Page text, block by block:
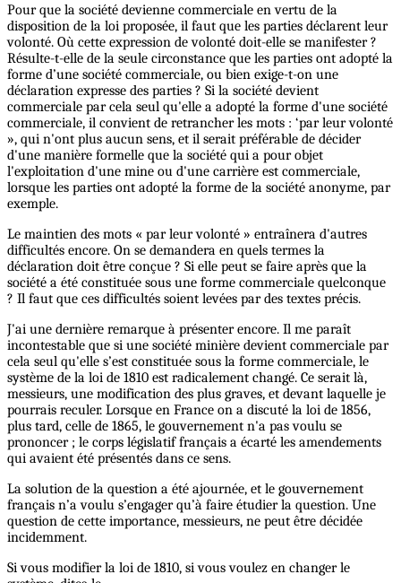
Pour que la société devienne commerciale en vertu de la
disposition de la loi proposée, il faut que les parties déclarent leur
volonté. Où cette expression de volonté doit-elle se manifester ?
Résulte-t-elle de la seule circonstance que les parties ont adopté la
forme d’une société commerciale, ou bien exige-t-on une
déclaration expresse des parties ? Si la société devient
commerciale par cela seul qu'elle a adopté la forme d'une société
commerciale, il convient de retrancher les mots : ‘par leur volonté
», qui n'ont plus aucun sens, et il serait préférable de décider
d'une manière formelle que la société qui a pour objet
l'exploitation d'une mine ou d'une carrière est commerciale,
lorsque les parties ont adopté la forme de la société anonyme, par
exemple.
Le maintien des mots « par leur volonté » entraînera d'autres
difficultés encore. On se demandera en quels termes la
déclaration doit être conçue ? Si elle peut se faire après que la
société a été constituée sous une forme commerciale quelconque
? Il faut que ces difficultés soient levées par des textes précis.
J'ai une dernière remarque à présenter encore. Il me paraît
incontestable que si une société minière devient commerciale par
cela seul qu'elle s’est constituée sous la forme commerciale, le
système de la loi de 1810 est radicalement changé. Ce serait là,
messieurs, une modification des plus graves, et devant laquelle je
pourrais reculer. Lorsque en France on a discuté la loi de 1856,
plus tard, celle de 1865, le gouvernement n'a pas voulu se
prononcer ; le corps législatif français a écarté les amendements
qui avaient été présentés dans ce sens.
La solution de la question a été ajournée, et le gouvernement
français n’a voulu s’engager qu’à faire étudier la question. Une
question de cette importance, messieurs, ne peut être décidée
incidemment.
Si vous modifier la loi de 1810, si vous voulez en changer le